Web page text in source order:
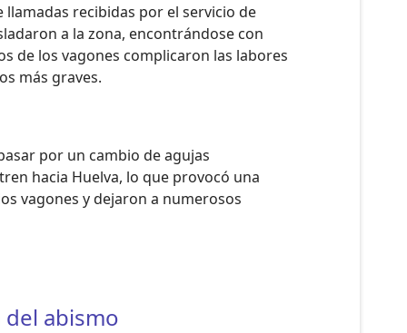
recibidas por el servicio de
a la zona, encontrándose con
de los vagones complicaron las labores
más graves.
por un cambio de agujas
hacia Huelva, lo que provocó una
vagones y dejaron a numerosos
abismo